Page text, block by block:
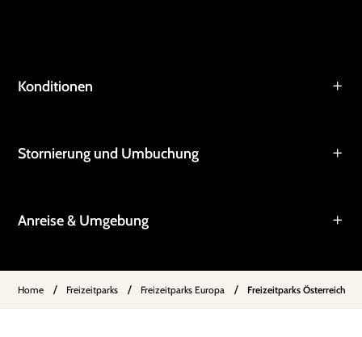
Konditionen
Stornierung und Umbuchung
Anreise & Umgebung
Home / Freizeitparks / Freizeitparks Europa / Freizeitparks Österreich